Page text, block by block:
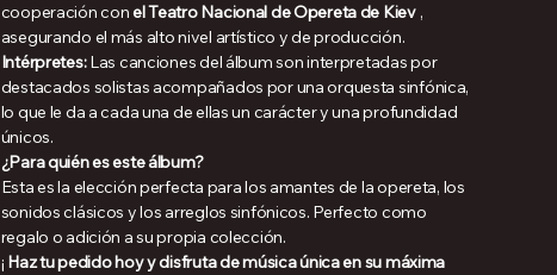
cooperación conel Teatro Nacional de Opereta de Kiev,
asegurando el más alto nivel artístico y de producción.
Intérpretes:Las canciones del álbum son interpretadas por
destacados solistas acompañados por una orquesta sinfónica,
lo que le da a cada una de ellas un carácter y una profundidad
únicos.
¿Para quién es este álbum?
Esta es la elección perfecta para los amantes de la opereta, los
sonidos clásicos y los arreglos sinfónicos. Perfecto como
regalo o adición a su propia colección.
¡ Haz tu pedido hoy y disfruta de música única en su máxima